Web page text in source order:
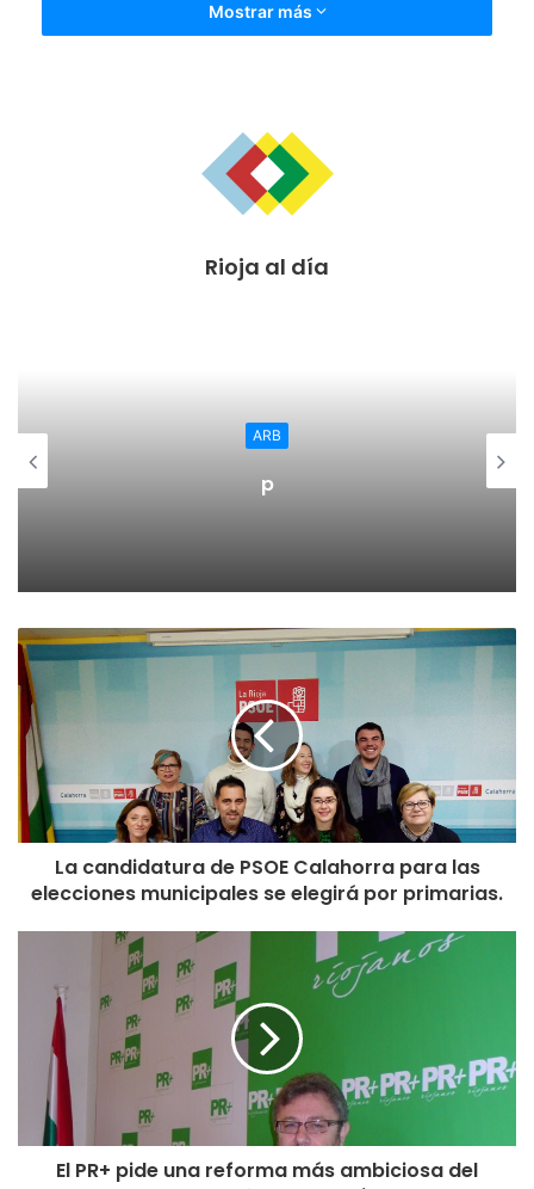
Mostrar más
Rioja al día
ARB
p
La candidatura de PSOE Calahorra para las
elecciones municipales se elegirá por primarias.
El PR+ pide una reforma más ambiciosa del